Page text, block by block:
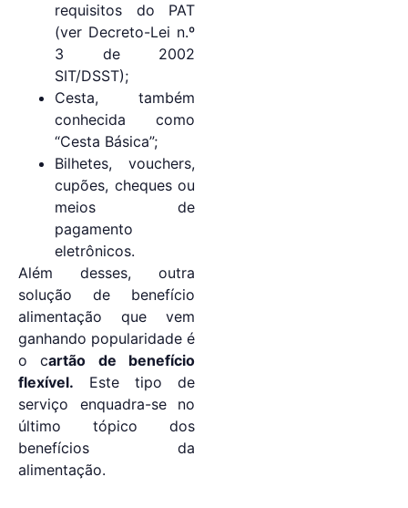
requisitos do PAT
(ver Decreto-Lei n.º
3 de 2002
SIT/DSST);
Cesta, também
conhecida como
“Cesta Básica”;
Bilhetes, vouchers,
cupões, cheques ou
meios de
pagamento
eletrônicos.
Além desses, outra
solução de benefício
alimentação que vem
ganhando popularidade é
o cartão de benefício
flexível. Este tipo de
serviço enquadra-se no
último tópico dos
benefícios da
alimentação.